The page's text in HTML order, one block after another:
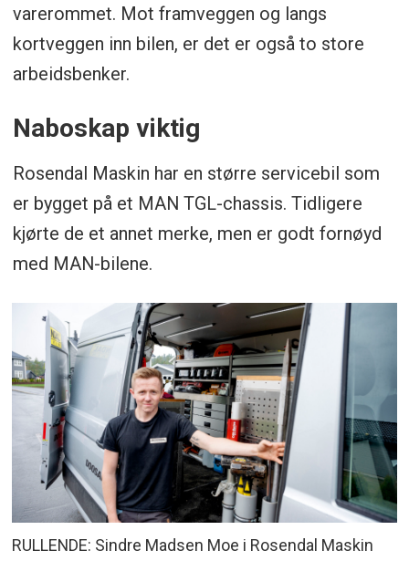
varerommet. Mot framveggen og langs
kortveggen inn bilen, er det er også to store
arbeidsbenker.
Naboskap viktig
Rosendal Maskin har en større servicebil som
er bygget på et MAN TGL-chassis. Tidligere
kjørte de et annet merke, men er godt fornøyd
med MAN-bilene.
RULLENDE: Sindre Madsen Moe i Rosendal Maskin